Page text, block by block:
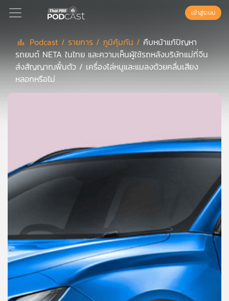
Podcast
เพล
เพล
ย์
ลิ
คุณ
เพลง
เข้าสู่ระบบ
Podcast / รายการ /ภูมิคุ้มกัน / คืบหน้าแก้ปัญหา
รถยนต์ NETA ในไทย และความเห็นผู้ใช้รถหลังบริษัทแม่ที่จีน
ส่งสัญญาณฟื้นตัว / เครื่องไล่หนูและแมลงด้วยคลื่นเสียง
หลอกหรือไม่